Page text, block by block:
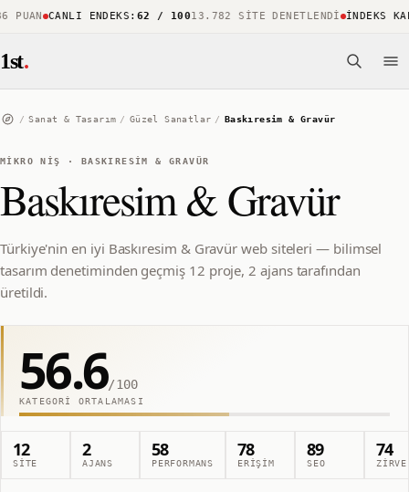
CANLI ENDEKS:62 / 10013.782 SITE DENETLENDI İNDEKS
1st.
/ Sanat & Tasarım / Güzel Sanatlar / Baskıresim & Gravür
MIKRO NIŞ · BASKIRESIM & GRAVÜR
Baskıresim & Gravür
Türkiye'nin en iyi Baskıresim & Gravür web siteleri — bilimsel
tasarım denetiminden geçmiş 12 proje, 2 ajans tarafından
üretildi.
56.6/100
KATEGORI ORTALAMASI
12
SITE
2
AJANS
58
PERFORMANS
78
ERIŞIM
89
SEO
74
ZIRVE